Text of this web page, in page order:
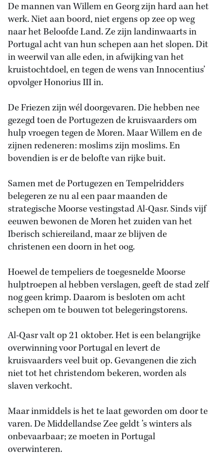
De mannen van Willem en Georg zijn hard aan het
werk. Niet aan boord, niet ergens op zee op weg
naar het Beloofde Land. Ze zijn landinwaarts in
Portugal acht van hun schepen aan het slopen. Dit
in weerwil van alle eden, in afwijking van het
kruistochtdoel, en tegen de wens van Innocentius’
opvolger Honorius III in.
De Friezen zijn wél doorgevaren. Die hebben nee
gezegd toen de Portugezen de kruisvaarders om
hulp vroegen tegen de Moren. Maar Willem en de
zijnen redeneren: moslims zijn moslims. En
bovendien is er de belofte van rijke buit.
Samen met de Portugezen en Tempelridders
belegeren ze nu al een paar maanden de
strategische Moorse vestingstad Al-Qasr. Sinds vijf
eeuwen bewonen de Moren het zuiden van het
Iberisch schiereiland, maar ze blijven de
christenen een doorn in het oog.
Hoewel de tempeliers de toegesnelde Moorse
hulptroepen al hebben verslagen, geeft de stad zelf
nog geen krimp. Daarom is besloten om acht
schepen om te bouwen tot belegeringstorens.
Al-Qasr valt op 21 oktober. Het is een belangrijke
overwinning voor Portugal en levert de
kruisvaarders veel buit op. Gevangenen die zich
niet tot het christendom bekeren, worden als
slaven verkocht.
Maar inmiddels is het te laat geworden om door te
varen. De Middellandse Zee geldt ’s winters als
onbevaarbaar; ze moeten in Portugal
overwinteren.